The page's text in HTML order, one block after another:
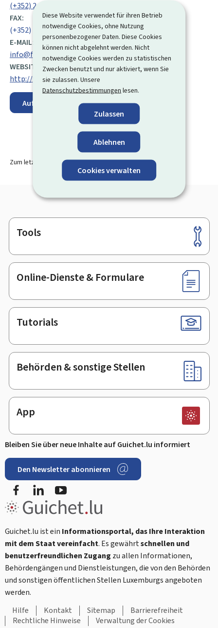
Diese Website verwendet für ihren Betrieb
notwendige Cookies, ohne Nutzung
personenbezogener Daten. Diese Cookies
können nicht abgelehnt werden. Nicht
notwendige Cookies werden zu statistischen
Zwecken benutzt und nur aktiviert, wenn Sie
sie zulassen. Unsere
Datenschutzbestimmungen lesen.
Zulassen
Ablehnen
Cookies verwalten
(+352) 24 78 20 65
FAX:
(+352) 22 09 63
E-MAIL:
info@filmfund.etat.lu
WEBSITE:
http://www.filmfund.lu
Auf der Karte anzeigen
Zum letzten Mal aktualisiert am07.06.2019
Footer
Tools
Online-Dienste & Formulare
Tutorials
Behörden & sonstige Stellen
App
Bleiben Sie über neue Inhalte auf Guichet.lu informiert
Den Newsletter abonnieren
FacebookLinkedIn
Guichet.lu ist ein Informationsportal, das Ihre Interaktion
mit dem Staat vereinfacht. Es gewährtschnellen und
benutzerfreundlichen Zugang zu allen Informationen,
Behördengängen und Dienstleistungen, die von den Behörden
und sonstigen öffentlichen Stellen Luxemburgs angeboten
werden.
Hilfe
Kontakt Sitemap
Barrierefreiheit
Rechtliche Hinweise
Verwaltung der Cookies